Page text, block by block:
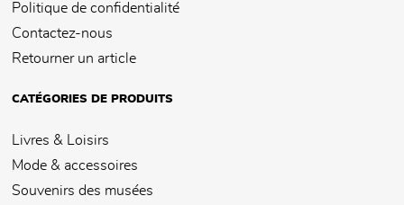
Politique de confidentialité
Contactez-nous
Retourner un article
CATÉGORIES DE PRODUITS
Livres & Loisirs
Mode & accessoires
Souvenirs des musées